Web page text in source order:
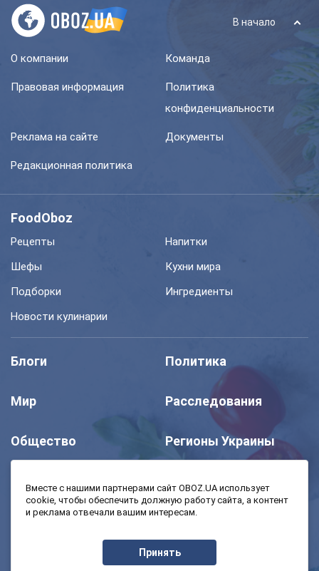
В начало
О компании Команда
Правовая информация
Политика
конфиденциальности
Реклама на сайте Документы
Редакционная политика
FoodOboz
Рецепты
Напитки
Шефы
Кухни мира
Подборки
Ингредиенты
Новости кулинарии
Блоги Политика
Мир Расследования
Общество Регионы Украины
Моя школа Авто
Экономика
Вместе с нашими партнерами сайт OBOZ.UA использует
cookie, чтобы обеспечить должную работу сайта, а контент
и реклама отвечали вашим интересам.
Принять